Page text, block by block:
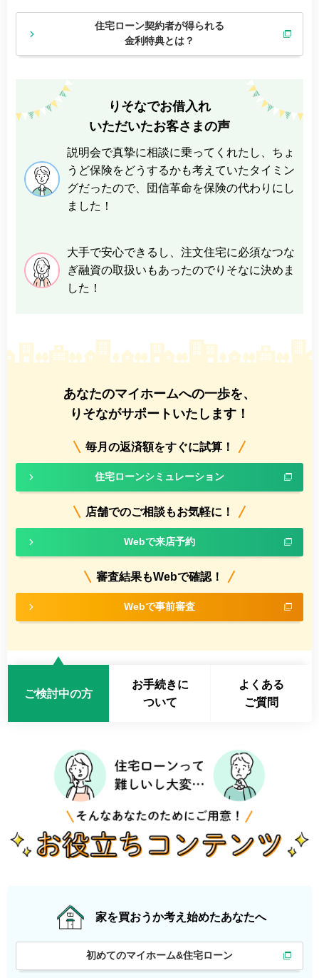
住宅ローン契約者が得られる
金利特典とは？
りそなでお借入れ
いただいたお客さまの声
説明会で真摯に相談に乗ってくれたし、ちょ
うど保険をどうするかも考えていたタイミン
グだったので、団信革命を保険の代わりにし
ました！
大手で安心できるし、注文住宅に必須なつな
ぎ融資の取扱いもあったのでりそなに決めま
した！
あなたのマイホームへの一歩を、
りそながサポートいたします！
毎月の返済額をすぐに試算！
住宅ローンシミュレーション
店舗でのご相談もお気軽に！
Webで来店予約
審査結果もWebで確認！
Webで事前審査
ご検討中の方
お手続きに
ついて
よくある
ご質問
家を買おうか考え始めたあなたへ
初めてのマイホーム&住宅ローン